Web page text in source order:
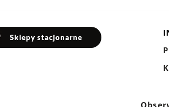
Sklepy stacjonarne